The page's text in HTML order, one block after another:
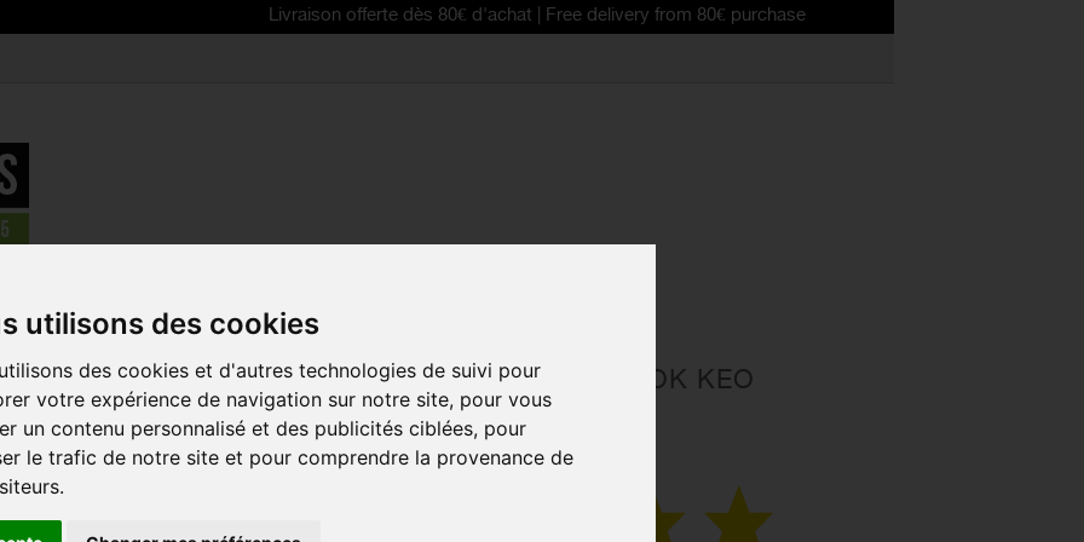
utilisons des cookies
des cookies et d'autres technologies de suivi pour
votre expérience de navigation sur notre site, pour vous
un contenu personnalisé et des publicités ciblées, pour
le trafic de notre site et pour comprendre la provenance de
Livraison offerte dès 80€ d'achat | Free delivery from 80€ purchase
Pédales route LOOK Keo Blade Carbon
EN PROMO !
PÉDALES ROUTE LOOK KEO
BLADE CARBON
Référence : 00023407